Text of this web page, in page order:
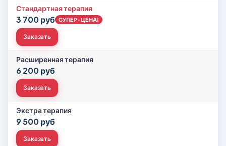
Стандартная терапия
3 700 руб СУПЕР-ЦЕНА!
Заказать
Расширенная терапия
6 200 руб
Заказать
Экстра терапия
9 500 руб
Заказать